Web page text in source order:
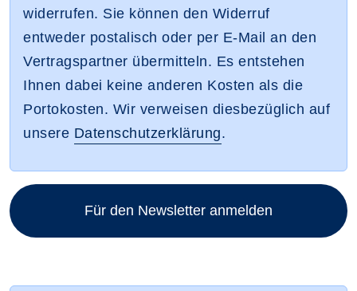
widerrufen. Sie können den Widerruf
entweder postalisch oder per E-Mail an den
Vertragspartner übermitteln. Es entstehen
Ihnen dabei keine anderen Kosten als die
Portokosten. Wir verweisen diesbezüglich auf
unsere Datenschutzerklärung.
Für den Newsletter anmelden